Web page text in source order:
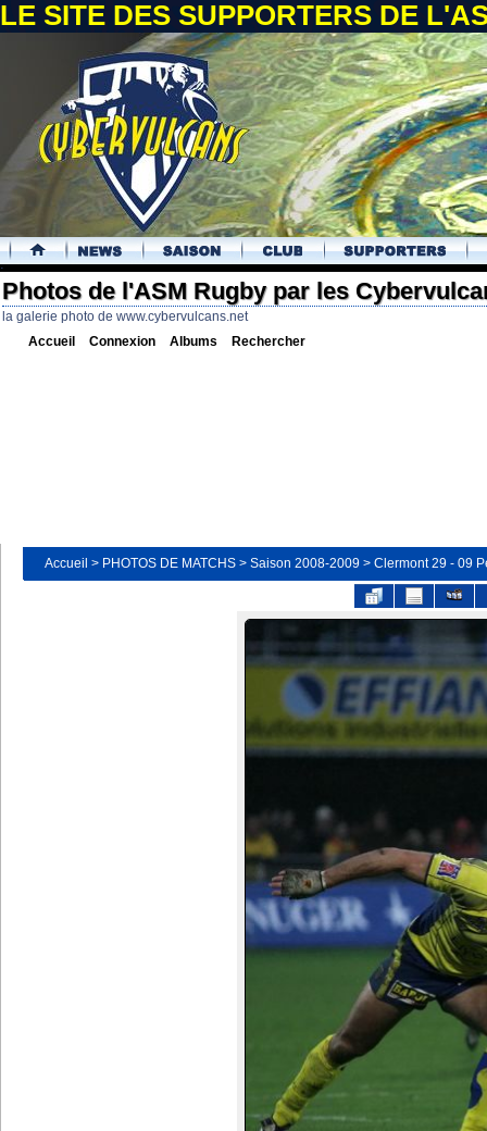
LE SITE DES SUPPORTERS DE
.
Photos de l'ASM Rugby par les
la galerie photo de www.cybervulcans.net
Accueil Connexion Albums Rechercher
Accueil > PHOTOS DE MATCHS > Saison 2008-2009 > Clermont 29 - 09